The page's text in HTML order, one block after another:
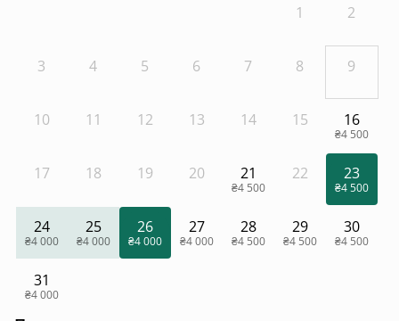
1 2
3 4 5 6 7 8 9
10 11 12 13 14 15 16
₴4 500
17 18 19 20 21
₴4 500
22 23
₴4 500
24
₴4 000
25
₴4 000
26
₴4 000
27
₴4 000
28
₴4 500
29
₴4 500
30
₴4 500
31
₴4 000